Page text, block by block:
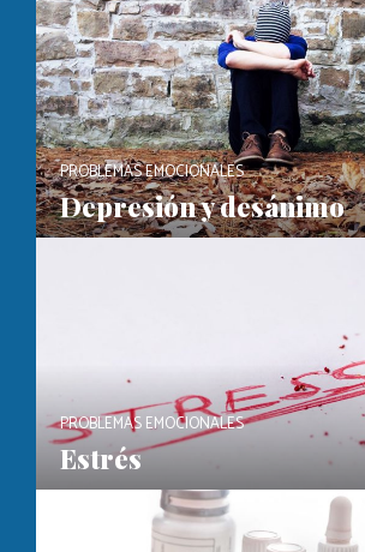
PROBLEMAS EMOCIONALES
Depresión y desánimo
PROBLEMAS EMOCIONALES
Estrés